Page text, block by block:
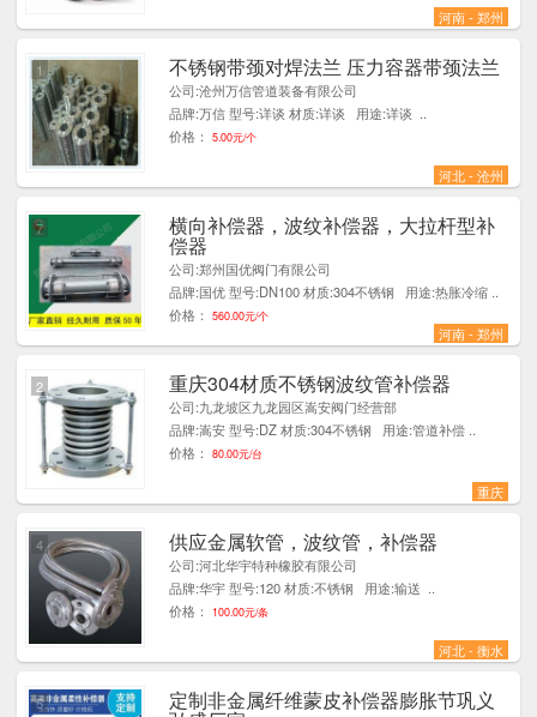
河南 - 郑州
不锈钢带颈对焊法兰 压力容器带颈法兰
公司:沧州万信管道装备有限公司
品牌:万信 型号:详谈 材质:详谈 用途:详谈 ..
价格：
5.00元/个
河北 - 沧州
1
横向补偿器，波纹补偿器，大拉杆型补
偿器
公司:郑州国优阀门有限公司
品牌:国优 型号:DN100 材质:304不锈钢 用途:热胀冷缩 ..
价格：
560.00元/个
河南 - 郑州
7
重庆304材质不锈钢波纹管补偿器
公司:九龙坡区九龙园区嵩安阀门经营部
品牌:嵩安 型号:DZ 材质:304不锈钢 用途:管道补偿 ..
价格：
80.00元/台
重庆
2
供应金属软管，波纹管，补偿器
公司:河北华宇特种橡胶有限公司
品牌:华宇 型号:120 材质:不锈钢 用途:输送 ..
价格：
100.00元/条
河北 - 衡水
4
定制非金属纤维蒙皮补偿器膨胀节巩义
5